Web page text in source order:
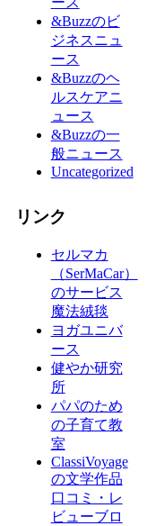
&Buzzのビ
ジネスニュ
ース
&Buzzのヘ
ルスケアニ
ュース
&Buzzの一
般ニュース
Uncategorized
リンク
セルマカ
（SerMaCar）
のサービス
魔法絨毯
ヨガユニバ
ース
健やか研究
所
パパのため
の子育て教
室
ClassiVoyage
の文学作品
口コミ・レ
ビューブロ